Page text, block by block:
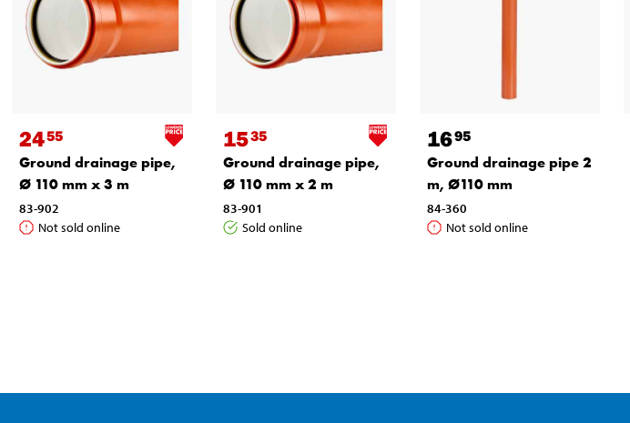
2455
Ground drainage pipe,
Ø 110 mm x 3 m
83-902
Not sold online
1535
Ground drainage pipe,
Ø 110 mm x 2 m
83-901
Sold online
1695
Ground drainage pipe 2
m, Ø110 mm
84-360
Not sold online